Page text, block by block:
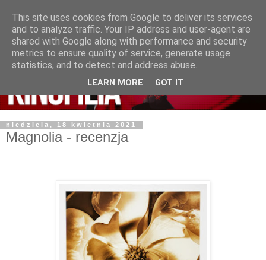
niedziela, 18 kwietnia 2021
Magnolia - recenzja
This site uses cookies from Google to deliver its services
and to analyze traffic. Your IP address and user-agent are
shared with Google along with performance and security
metrics to ensure quality of service, generate usage
statistics, and to detect and address abuse.
LEARN MORE GOT IT